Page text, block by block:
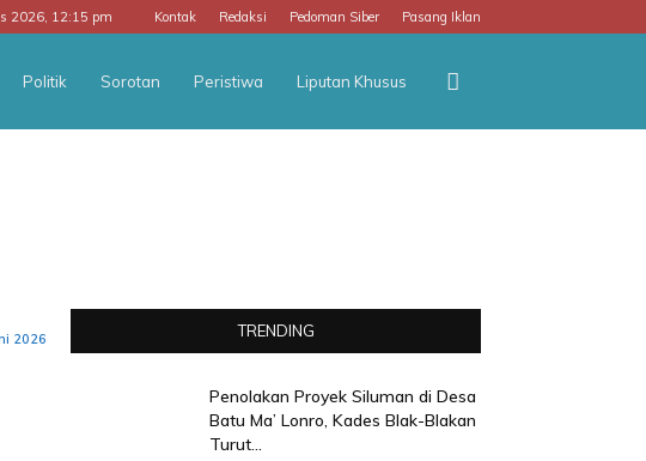
2026, 12:15 pm Kontak Redaksi Pedoman Siber Pasang Iklan
Politik Sorotan Peristiwa Liputan Khusus
2026 TRENDING
Penolakan Proyek Siluman di Desa
Batu Ma’ Lonro, Kades Blak-Blakan
Turut...